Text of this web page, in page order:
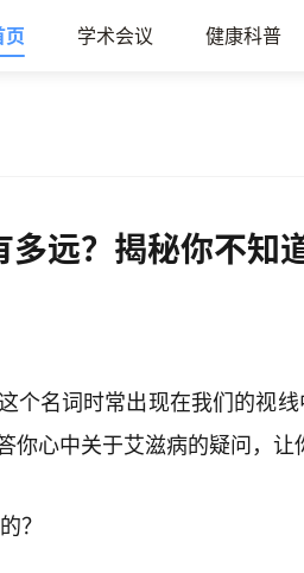
页 学术会议 健康科普
多远？揭秘你不知
个名词时常出现在我们的视
你心中关于艾滋病的疑问，让
？